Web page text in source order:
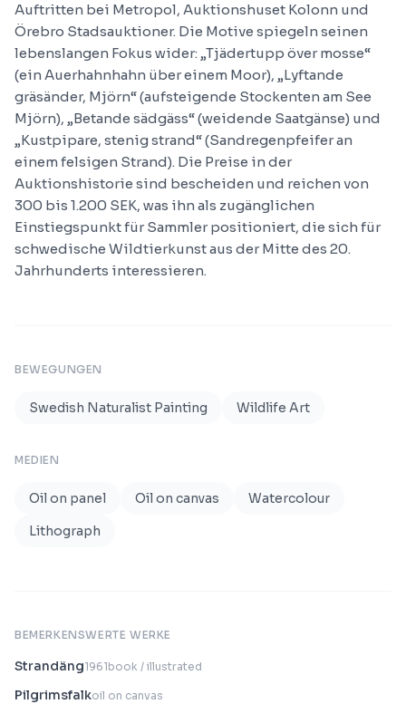
Auftritten bei Metropol, Auktionshuset Kolonn und
Örebro Stadsauktioner. Die Motive spiegeln seinen
lebenslangen Fokus wider: „Tjädertupp över mosse“
(ein Auerhahnhahn über einem Moor), „Lyftande
gräsänder, Mjörn“ (aufsteigende Stockenten am See
Mjörn), „Betande sädgäss“ (weidende Saatgänse) und
„Kustpipare, stenig strand“ (Sandregenpfeifer an
einem felsigen Strand). Die Preise in der
Auktionshistorie sind bescheiden und reichen von
300 bis 1.200 SEK, was ihn als zugänglichen
Einstiegspunkt für Sammler positioniert, die sich für
schwedische Wildtierkunst aus der Mitte des 20.
Jahrhunderts interessieren.
BEWEGUNGEN
Swedish Naturalist Painting Wildlife Art
MEDIEN
Oil on panel Oil on canvas
Watercolour
Lithograph
BEMERKENSWERTE WERKE
Strandäng1961book / illustrated
Pilgrimsfalkoil on canvas